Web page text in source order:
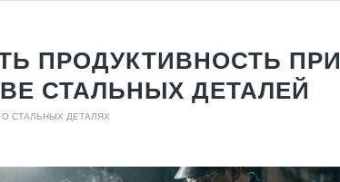
ПРОДУКТИВНОСТЬ ПРИ
СТАЛЬНЫХ ДЕТАЛЕЙ
О СТАЛЬНЫХ ДЕТАЛЯХ